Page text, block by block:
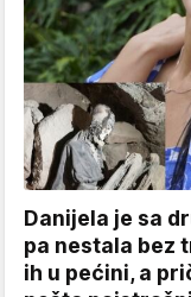
Danijela je sa
pa nestala bez
ih u pećini, a